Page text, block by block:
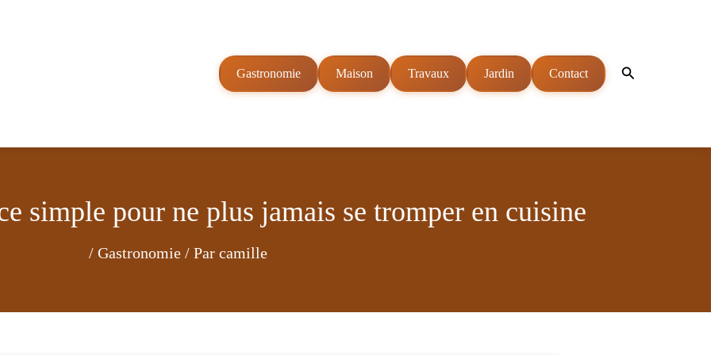
Gastronomie Maison Travaux Jardin Contact Rechercher
simple pour ne plus jamais se tromper en cuisine
/ Gastronomie/ Par camille